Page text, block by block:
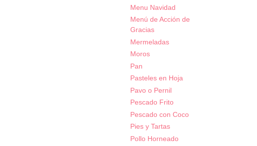
Menu Navidad
Menú de Acción de
Gracias
Mermeladas
Moros
Pan
Pasteles en Hoja
Pavo o Pernil
Pescado Frito
Pescado con Coco
Pies y Tartas
Pollo Horneado